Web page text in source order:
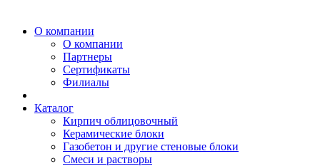
О компании
О компании
Партнеры
Сертификаты
Филиалы
Каталог
Кирпич облицовочный
Керамические блоки
Газобетон и другие стеновые блоки
Смеси и растворы